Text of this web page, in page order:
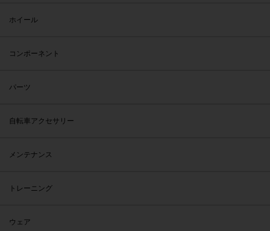
ホイール
コンポーネント
パーツ
自転車アクセサリー
メンテナンス
トレーニング
ウェア